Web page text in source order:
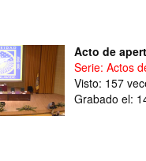
Acto de
Serie: Actos
Visto: 157
Grabado el: